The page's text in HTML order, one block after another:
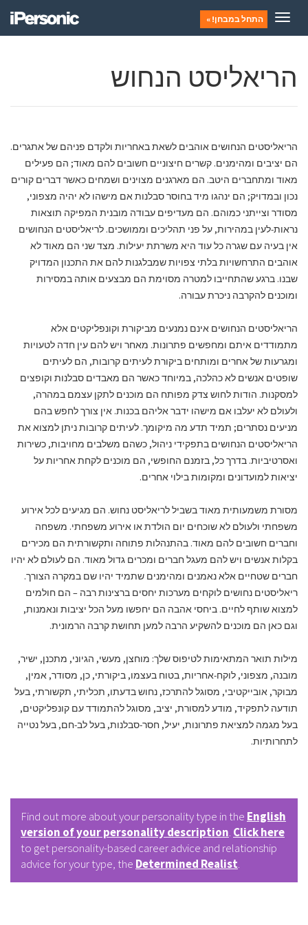
Toggle
navigation
התחל במבחן! »
הריאליסט הנחוש
הריאליסטים הנחושים אוהבים לשאתבאחריות ולקדם פניהם של אתגרים.
הם יציבים ומהימנים. קשרים חיצוניים חשובים להם מאוד; הם פעילים
מאוד ומתחברים היטב. הם מארגנים מצוינים ושמחים כאשרדברים קורים
נכון ובמדויק; הם ינהגו מידבחוסרסבלנות אם מישהו לא יהיה מצפוני,
מסודר וצייתני כמוהם. הם מעדיפים עבודה מובנית המפיקה תוצאות
נראות-לעין במהירות, על פני תהליכים וממושכים. לריאליסטים הנחושים
אין בעיה עם שגרה כלעוד היא משרתת יעילות. מצדשני הם מאודלא
אוהבים התרחשויותבלתי צפויותשמבלגנותלהם את התכנון המדויק
שבנו. ברגעשהתחייבו למטרה מסוימת הם מבצעים אותה במסירות
ומוכנים להקרבה ניכרתעבורה.
הריאליסטים הנחושים אינם נמנעים מביקורת וקונפליקטים אלא
מתמודדים איתם ומחפשים פתרונות. מאחר וישלהם עין חדה לטעויות
ומגרעותשל אחרים ומותחים ביקורתלעיתים קרובות, הם לעיתים
שופטים אנשים לאכהלכה, במיוחדכאשר הם מאבדים סבלנות וקופצים
למסקנות. הודותלחוש צדק מפותח הם מוכנים לתקן עצמם במהרה,
ולעולם לא יעלבו אם מישהו ידבר אליהם בכנות. אין צורךלחפשבהם
מניעים נסתרים; תמיד תדע מה מיקומך. לעיתים קרובותניתן למצוא את
הריאליסטים הנחושים בתפקידי ניהול, כשהם משלבים מחויבות, כשירות
ואסרטיביות. בדרךכל, בזמנם החופשי, הם מוכנים לקחת אחריותעל
יציאותלמועדונים ומקומותבילוי אחרים.
מסורת משמעותית מאודבשביללריאליסט נחוש. הם מגיעים לכל אירוע
משפחתי ולעולם לאשוכחים יום הולדת או אירוע משפחתי. משפחה
וחברים חשובים להם מאוד. בהתנהלות פתוחה ותקשורתית הם מכירים
בקלות אנשים וישלהם מעגל חברים ומכרים גדול מאוד. הם לעולם לא יהיו
חברים שטחיים אלאנאמנים ומהימנים שתמיד יהיו שם במקרה הצורך.
ריאליסטים נחושים לוקחים מערכות יחסים ברצינותרבה – הם חולמים
למצואשותף לחיים. ביחסי אהבה הם יחפשו מעל הכל יציבות ונאמנות,
וגם כאן הם מוכנים להשקיע הרבה למען תחושתקרבה הרמונית.
מילות תואר המתאימותלטיפוסשלך: מוחצן, מעשי, הגיוני, מתכנן, ישיר,
מובנה, מצפוני, לוקח-אחריות, בטוח בעצמו, ביקורתי, כן, מסודר, אמין,
מבוקר, אובייקטיבי, מסוגללהתרכז, נחושבדעתו, תכליתי, תקשורתי, בעל
תודעה לתפקיד, מודעלמסורת, יציב, מסוגללהתמודדעם קונפליקטים,
בעל מגמה למציאת פתרונות, יעיל, חסר-סבלנות, בעללב-חם, בעלנטייה
לתחרותיות.
Find out more about your personality type in the English
version of your personality description. Click here
to get personality-based career advice and relationship
advice for your type, the Determined Realist.